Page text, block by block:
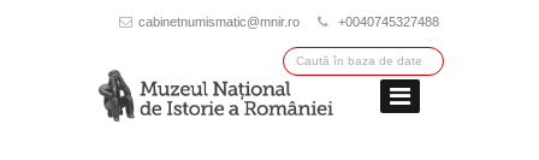
cabinetnumismatic@mnir.ro +0040745327488